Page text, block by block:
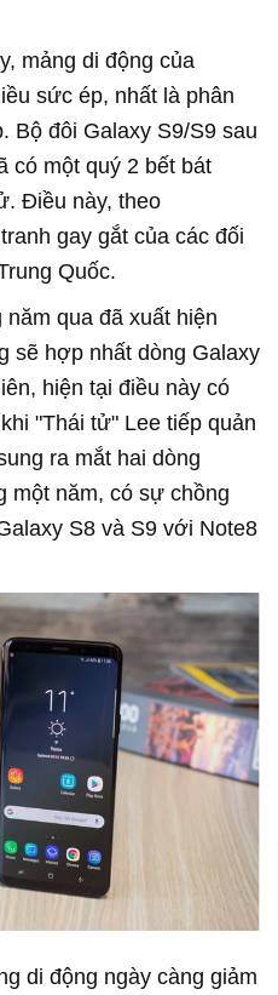
mảng di động của
sức ép, nhất là phân
Bộ đôi Galaxy S9/S9 sau
có một quý 2 bết bát
Điều này, theo
gay gắt của các đối
Quốc.
qua đã xuất hiện
sẽ hợp nhất dòng Galaxy
hiện tại điều này có
"Thái tử" Lee tiếp quản
ra mắt hai dòng
một năm, có sự chồng
S8 và S9 với Note8
di động ngày càng giảm